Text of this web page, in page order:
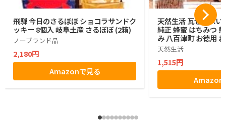
飛騨 今日のさるぼぼ ショコラサンドク
ッキー 8個入 岐阜土産 さるぼぼ (2箱)
ノーブランド品
2,180円
Amazonで見る
天然生活 瓦せんべい
純正 蜂蜜 はちみつ
み 八百津町 お徳用
天然生活
1,515円
Amazon